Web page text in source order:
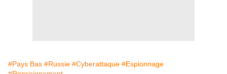
#Pays Bas #Russie #Cyberattaque #Espionnage